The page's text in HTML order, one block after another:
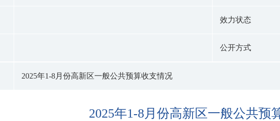
效力状态
公开方式
2025年1-8月份高新区一般公共预算收支情况
2025年1-8月份高新区一般公共预